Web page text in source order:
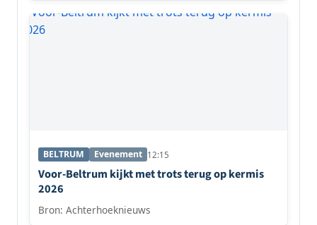
BELTRUM Evenement 12:15
Voor-Beltrum kijkt met trots terug op kermis
2026
Bron: Achterhoeknieuws